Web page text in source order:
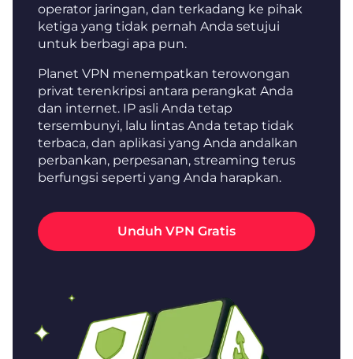
operator jaringan, dan terkadang ke pihak
ketiga yang tidak pernah Anda setujui
untuk berbagi apa pun.
Planet VPN menempatkan terowongan
privat terenkripsi antara perangkat Anda
dan internet. IP asli Anda tetap
tersembunyi, lalu lintas Anda tetap tidak
terbaca, dan aplikasi yang Anda andalkan
perbankan, perpesanan, streaming terus
berfungsi seperti yang Anda harapkan.
Unduh VPN Gratis